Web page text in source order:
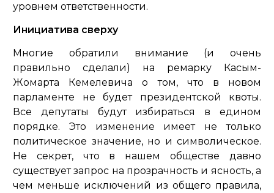
уровнем ответственности.
Инициатива сверху
Многие обратили внимание (и очень
правильно сделали) на ремарку Касым-
Жомарта Кемелевича о том, что в новом
парламенте не будет президентской квоты.
Все депутаты будут избираться в едином
порядке. Это изменение имеет не только
политическое значение, но и символическое.
Не секрет, что в нашем обществе давно
существует запрос на прозрачность и ясность, а
чем меньше исключений из общего правила,